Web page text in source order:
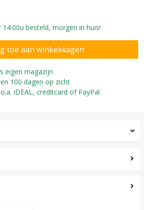
besteld, morgen in huis!
eigen magazijn
100 dagen op zicht
iDEAL, creditcard of PayPal